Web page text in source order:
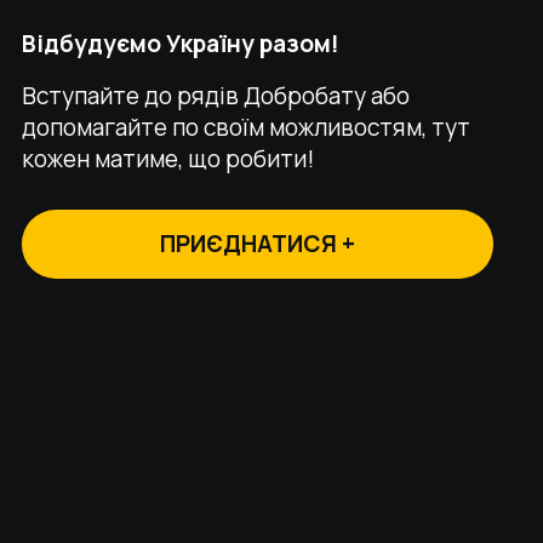
Відбудуємо Україну разом!
Вступайте до рядів Добробату або
допомагайте по своїм можливостям, тут
кожен матиме, що робити!
ПРИЄДНАТИСЯ +